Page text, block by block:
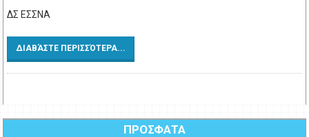
ΔΣ ΕΣΣΝΑ
ΔΙΑΒΆΣΤΕ ΠΕΡΙΣΣΌΤΕΡΑ...
ΠΡΟΣΦΑΤΑ